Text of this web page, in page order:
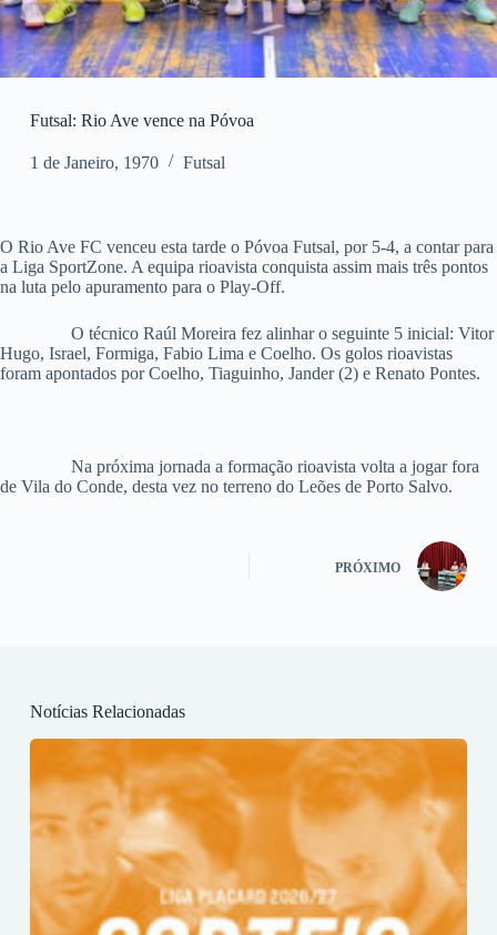
Futsal: Rio Ave vence na Póvoa
1 de Janeiro, 1970 Futsal
O Rio Ave FC venceu esta tarde o Póvoa Futsal, por 5-4, a contar para
a Liga SportZone. A equipa rioavista conquista assim mais três pontos
na luta pelo apuramento para o Play-Off.
O técnico Raúl Moreira fez alinhar o seguinte 5 inicial: Vitor
Hugo, Israel, Formiga, Fabio Lima e Coelho. Os golos rioavistas
foram apontados por Coelho, Tiaguinho, Jander (2) e Renato Pontes.
Na próxima jornada a formação rioavista volta a jogar fora
de Vila do Conde, desta vez no terreno do Leões de Porto Salvo.
PRÓXIMO
Notícias Relacionadas